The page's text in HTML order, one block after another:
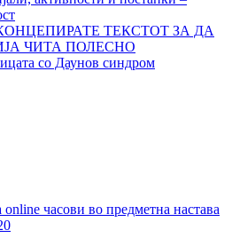
ТЕКСТОТ ЗА ДА
ЧИТА ПОЛЕСНО
со Даунов синдром
online часови во предметна настава